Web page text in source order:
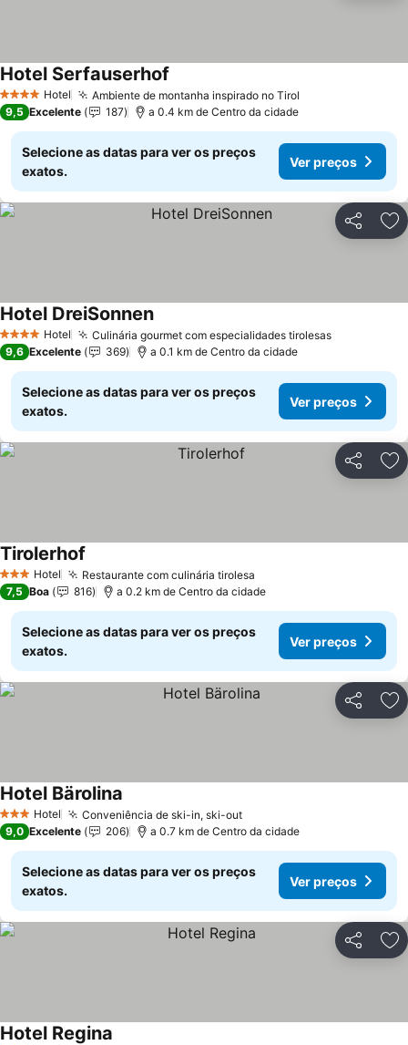
4 EstrelasHotel Ambiente de montanha inspirado no Tirol
Hotel Serfauserhof
9,5 Excelente 187 a 0.4 km de Centro da cidade
Selecione as datas para ver os preços
exatos.
Ver preços
Partilhar
4 EstrelasHotel Culinária gourmet com especialidades tirolesas
Hotel DreiSonnen
9,6 Excelente 369 a 0.1 km de Centro da cidade
Selecione as datas para ver os preços
exatos.
Ver preços
Partilhar
3 EstrelasHotel Restaurante com culinária tirolesa
Tirolerhof
7,5 Boa 816 a 0.2 km de Centro da cidade
Selecione as datas para ver os preços
exatos.
Ver preços
Partilhar
3 EstrelasHotel Conveniência de ski-in, ski-out
Hotel Bärolina
9,0 Excelente 206 a 0.7 km de Centro da cidade
Selecione as datas para ver os preços
exatos.
Ver preços
Partilhar
Hotel Regina